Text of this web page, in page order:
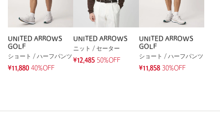
UNITED ARROWS
GOLF
ショート / ハーフパンツ
¥11,880 40%OFF
UNITED ARROWS
ニット / セーター
¥12,485 50%OFF
UNITED ARROWS
GOLF
ショート / ハーフパンツ
¥11,858 30%OFF